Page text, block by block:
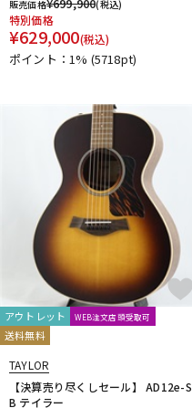
販売価格¥699,900(税込)
特別価格
¥629,000(税込)
ポイント：1% (5718pt)
アウトレット WEB注文店頭受取可
送料無料
TAYLOR
【決算売り尽くしセール】 AD12e-S
B テイラー